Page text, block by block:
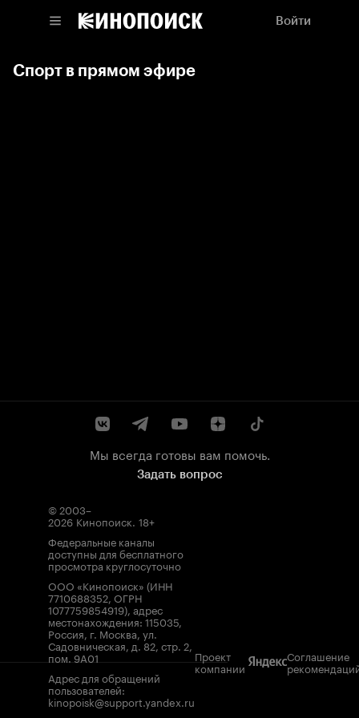
Войти
Спорт в прямом эфире
Мы всегда готовы вам помочь.
Задать вопрос
© 2003–
2026 Кинопоиск. 18+
Федеральные каналы
доступны для бесплатного
просмотра круглосуточно
ООО «Кинопоиск» (ИНН
7710688352, ОГРН
1077759854919), адрес
местонахождения: 115035,
Россия, г. Москва, ул.
Садовническая, д. 82, стр. 2,
пом. 9А01
Адрес для обращений
пользователей:
kinopoisk@support.yandex.ru
Проект
компании
Соглашение